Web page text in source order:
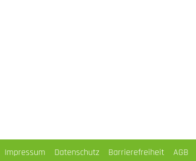
Impressum Datenschutz Barrierefreiheit AGB